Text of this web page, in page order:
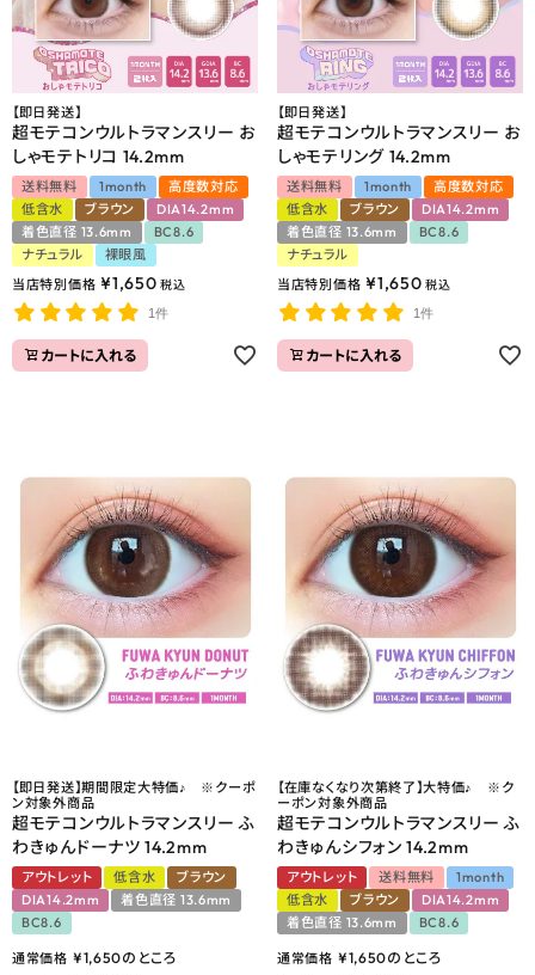
【即日発送】
超モテコンウルトラマンスリー お
しゃモテトリコ 14.2mm
送料無料 1month
高度数対応
低含水
ブラウン
DIA14.2mm
着色直径 13.6mm
BC8.6
ナチュラル
裸眼風
当店特別価格 ¥1,650 税込
1件
カートに入れる
【即日発送】
超モテコンウルトラマンスリー お
しゃモテリング 14.2mm
送料無料 1month
高度数対応
低含水
ブラウン
DIA14.2mm
着色直径 13.6mm
BC8.6
ナチュラル
当店特別価格 ¥1,650 税込
1件
カートに入れる
【即日発送】期間限定大特価♪ ※クーポ
ン対象外商品
超モテコンウルトラマンスリー ふ
わきゅんドーナツ 14.2mm
アウトレット 低含水
ブラウン
DIA14.2mm
着色直径 13.6mm
BC8.6
通常価格 ¥1,650のところ
【在庫なくなり次第終了】大特価♪ ※ク
ーポン対象外商品
超モテコンウルトラマンスリー ふ
わきゅんシフォン 14.2mm
アウトレット 送料無料
1month
低含水
ブラウン
DIA14.2mm
着色直径 13.6mm
BC8.6
通常価格 ¥1,650のところ